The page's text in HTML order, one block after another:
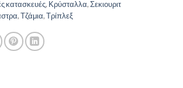
κατασκευές, Κρύσταλλα,Σεκιουριτ
,Τζάμια,Τρίπλεξ